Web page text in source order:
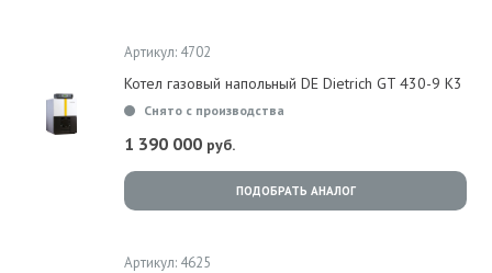
Артикул: 4702
Котел газовый напольный DE Dietrich GT 430-9 K3
Снято с производства
1 390 000 руб.
ПОДОБРАТЬ АНАЛОГ
Артикул: 4625